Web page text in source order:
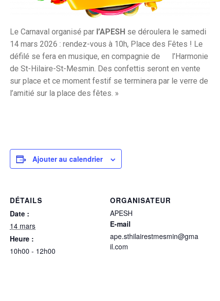
Le Carnaval organisé par l’APESH se déroulera le samedi
14 mars 2026 : rendez-vous à 10h, Place des Fêtes ! Le
défilé se fera en musique, en compagnie de l’Harmonie
de St-Hilaire-St-Mesmin. Des confettis seront en vente
sur place et ce moment festif se terminera par le verre de
l’amitié sur la place des fêtes. »
Ajouter au calendrier
DÉTAILS
Date :
14 mars
Heure :
10h00 - 12h00
ORGANISATEUR
APESH
E-mail
ape.sthilairestmesmin@gma
il.com